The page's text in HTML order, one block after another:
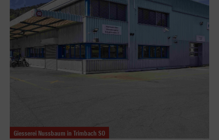
Giesserei Nussbaum in Trimbach SO